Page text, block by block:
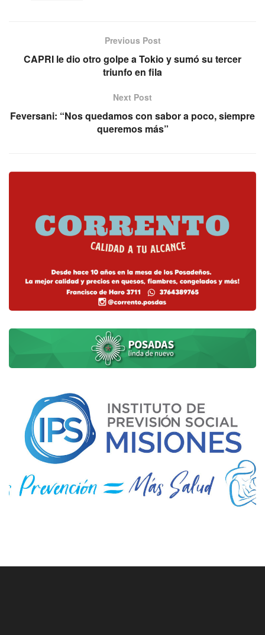
Previous Post
CAPRI le dio otro golpe a Tokio y sumó su tercer
triunfo en fila
Next Post
Feversani: “Nos quedamos con sabor a poco, siempre
queremos más”